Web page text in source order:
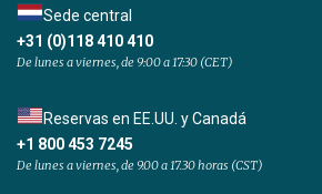
Sede central
+31 (0)118 410 410
De lunes a viernes, de 9:00 a 17:30 (CET)
Reservas en EE.UU. y Canadá
+1 800 453 7245
De lunes a viernes, de 9.00 a 17.30 horas (CST)